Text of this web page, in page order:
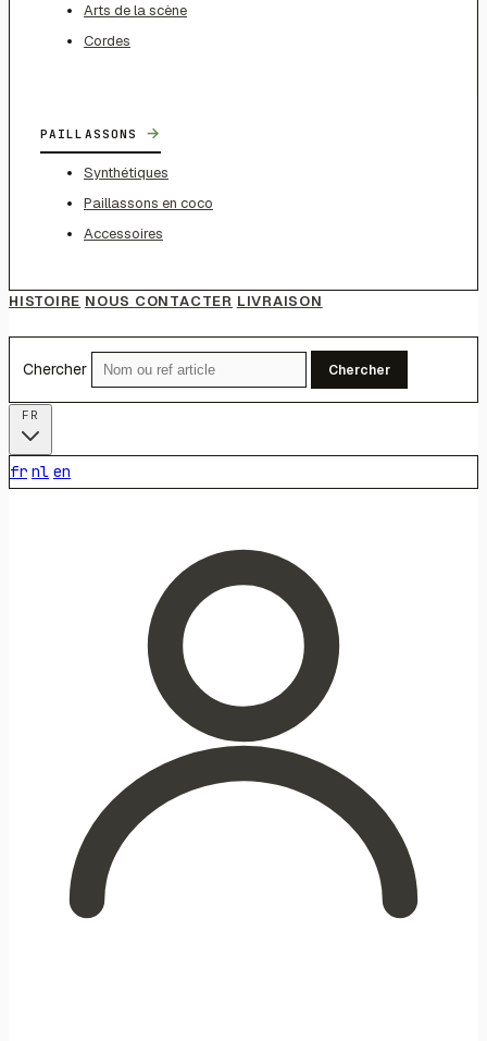
Arts de la scène
Cordes
PAILLASSONS →
Synthétiques
Paillassons en coco
Accessoires
HISTOIRE NOUS CONTACTER LIVRAISON
Chercher Chercher
fr nl en